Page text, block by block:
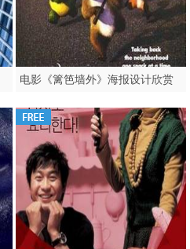
电影《篱笆墙外》海报设计欣赏